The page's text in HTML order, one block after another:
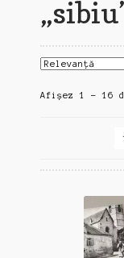
Afișez 1 - 16